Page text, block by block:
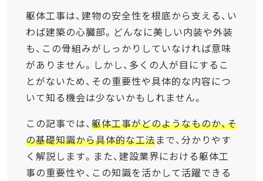
躯体工事は、建物の安全性を根底から支える、い
わば建築の心臓部。どんなに美しい内装や外装
も、この骨組みがしっかりしていなければ意味
がありません。しかし、多くの人が目にするこ
とがないため、その重要性や具体的な内容につ
いて知る機会は少ないかもしれません。
この記事では、躯体工事がどのようなものか、そ
の基礎知識から具体的な工法まで、分かりやす
く解説します。また、建設業界における躯体工
事の重要性や、この知識を活かして活躍できる